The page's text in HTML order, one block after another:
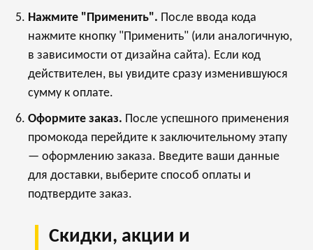
Нажмите "Применить". После ввода кода
нажмите кнопку "Применить" (или аналогичную,
в зависимости от дизайна сайта). Если код
действителен, вы увидите сразу изменившуюся
сумму к оплате.
Оформите заказ. После успешного применения
промокода перейдите к заключительному этапу
— оформлению заказа. Введите ваши данные
для доставки, выберите способ оплаты и
подтвердите заказ.
Скидки, акции и